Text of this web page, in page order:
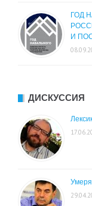
ГОД
И
ДИСКУССИЯ